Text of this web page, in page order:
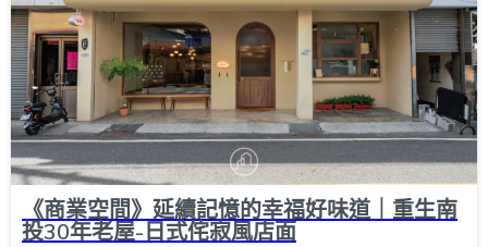
《商業空間》延續記憶的幸福好味道｜重生南
投30年老屋-日式侘寂風店面